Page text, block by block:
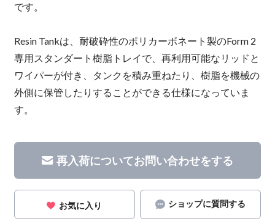
です。
Resin Tankは、耐破砕性のポリカーボネート製のForm 2
専用スタンダート樹脂トレイで、再利用可能なリッドと
ワイパーが付き、タンクを積み重ねたり、樹脂を機械の
外側に保管したりすることができる仕様になっていま
す。
再入荷についてお問い合わせをする
お気に入り ショップに質問する